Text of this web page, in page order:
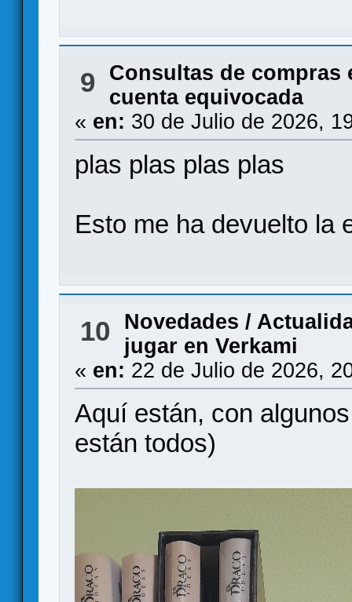
9
Consultas de compras
cuenta equivocada
« en: 30 de Julio de 2026,
plas plas plas plas
Esto me ha devuelto la
10
Novedades /
jugar en Verkami
« en: 22 de Julio de 2026,
Aquí están, con
están todos)